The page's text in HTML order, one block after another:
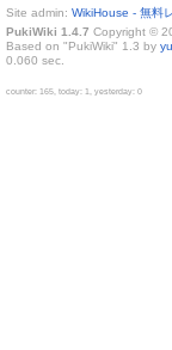
Site admin: WikiHouse - 無料
PukiWiki 1.4.7 Copyright ©
Based on "PukiWiki" 1.3 by
0.060 sec.
counter: 165, today: 1, yesterday: 0